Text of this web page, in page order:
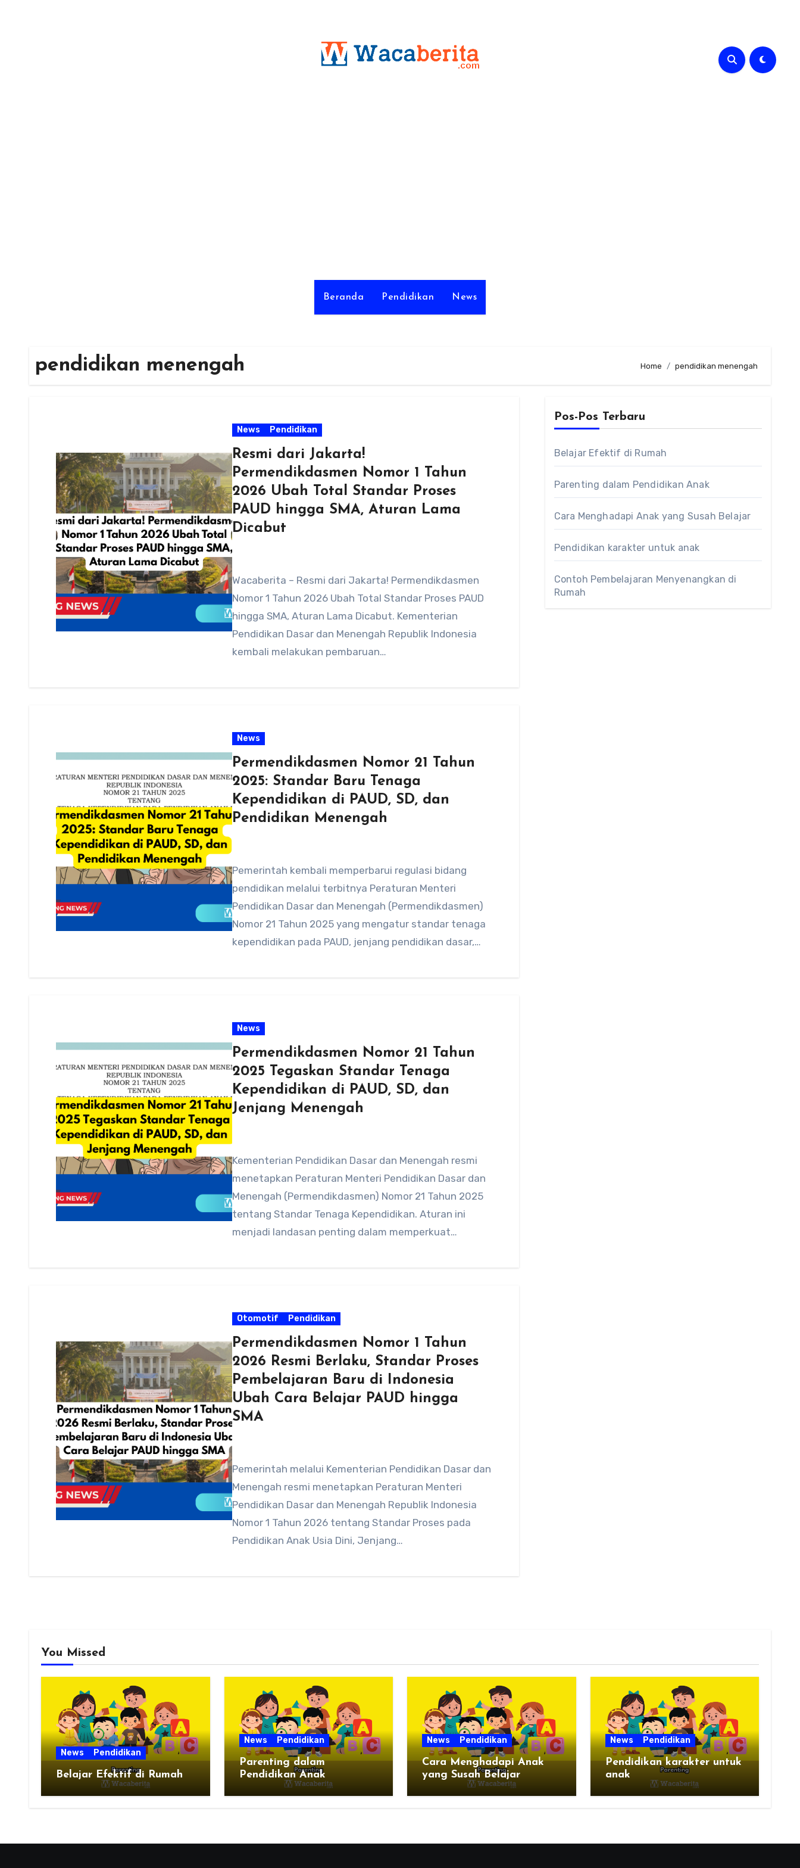
Beranda Pendidikan News
pendidikan menengah Home pendidikan menengah
News Pendidikan
Resmi dari Jakarta!
Permendikdasmen Nomor 1 Tahun
2026 Ubah Total Standar Proses
PAUD hingga SMA, Aturan Lama
Dicabut
Wacaberita – Resmi dari Jakarta! Permendikdasmen
Nomor 1 Tahun 2026 Ubah Total Standar Proses PAUD
hingga SMA, Aturan Lama Dicabut. Kementerian
Pendidikan Dasar dan Menengah Republik Indonesia
kembali melakukan pembaruan…
News
Permendikdasmen Nomor 21 Tahun
2025: Standar Baru Tenaga
Kependidikan di PAUD, SD, dan
Pendidikan Menengah
Pemerintah kembali memperbarui regulasi bidang
pendidikan melalui terbitnya Peraturan Menteri
Pendidikan Dasar dan Menengah (Permendikdasmen)
Nomor 21 Tahun 2025 yang mengatur standar tenaga
kependidikan pada PAUD, jenjang pendidikan dasar,
News
Permendikdasmen Nomor 21 Tahun
2025 Tegaskan Standar Tenaga
Kependidikan di PAUD, SD, dan
Jenjang Menengah
Kementerian Pendidikan Dasar dan Menengah resmi
menetapkan Peraturan Menteri Pendidikan Dasar dan
Menengah (Permendikdasmen) Nomor 21 Tahun 2025
tentang Standar Tenaga Kependidikan. Aturan ini
menjadi landasan penting dalam memperkuat
Otomotif Pendidikan
Permendikdasmen Nomor 1 Tahun
2026 Resmi Berlaku, Standar Proses
Pembelajaran Baru di Indonesia
Ubah Cara Belajar PAUD hingga
SMA
Pemerintah melalui Kementerian Pendidikan Dasar dan
Menengah resmi menetapkan Peraturan Menteri
Pendidikan Dasar dan Menengah Republik Indonesia
Nomor 1 Tahun 2026 tentang Standar Proses pada
Pendidikan Anak Usia Dini, Jenjang…
Pos-Pos Terbaru
Belajar Efektif di Rumah
Parenting dalam Pendidikan Anak
Cara Menghadapi Anak yang Susah Belajar
Pendidikan karakter untuk anak
Contoh Pembelajaran Menyenangkan di
Rumah
You Missed
News Pendidikan
Belajar Efektif di Rumah
News Pendidikan
Parenting dalam
Pendidikan Anak
News Pendidikan
Cara Menghadapi Anak
yang Susah Belajar
News Pendidikan
Pendidikan karakter untuk
anak